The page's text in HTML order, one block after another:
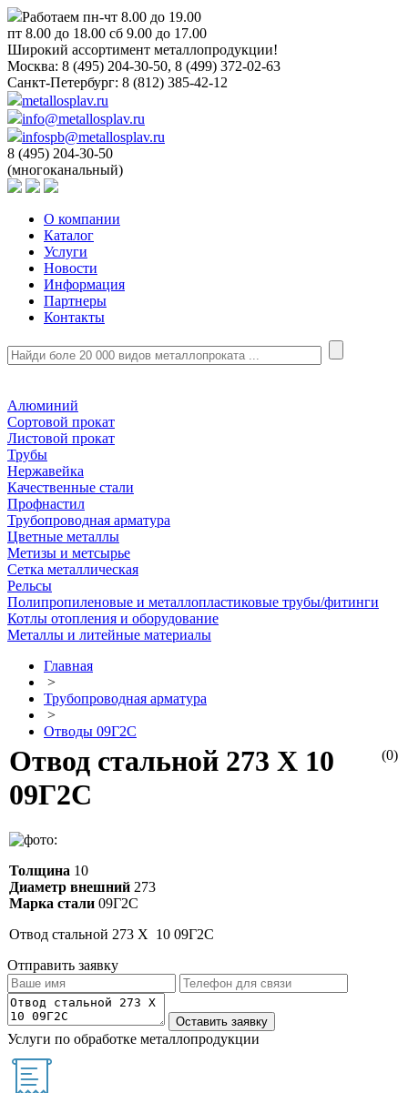
Работаем пн-чт 8.00 до 19.00
пт 8.00 до 18.00 сб 9.00 до 17.00
Широкий ассортимент металлопродукции!
Москва: 8 (495) 204-30-50, 8 (499) 372-02-63
Санкт-Петербург: 8 (812) 385-42-12
metallosplav.ru
info@metallosplav.ru
infospb@metallosplav.ru
8 (495) 204-30-50
(многоканальный)
О компании
Каталог
Услуги
Новости
Информация
Партнеры
Контакты
Алюминий
Сортовой прокат
Листовой прокат
Трубы
Нержавейка
Качественные стали
Профнастил
Трубопроводная арматура
Цветные металлы
Метизы и метсырье
Сетка металлическая
Рельсы
Полипропиленовые и металлопластиковые трубы/фитинги
Котлы отопления и оборудование
Металлы и литейные материалы
Главная
>
Трубопроводная арматура
>
Отводы 09Г2С
(0)
Отвод стальной 273 Х 10
09Г2С
Толщина 10
Диаметр внешний 273
Марка стали 09Г2С
Отвод стальной 273 Х 10 09Г2С
Отправить заявку
Услуги по обработке металлопродукции